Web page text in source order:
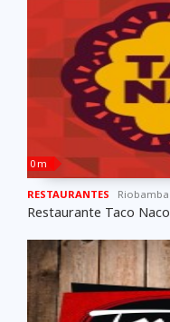
0 m
RESTAURANTES Riobamba
Restaurante Taco Naco